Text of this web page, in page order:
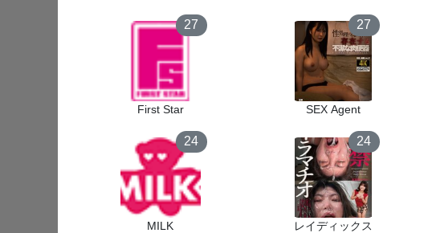
27
First Star
27
SEX Agent
24
MILK
24
レイディックス